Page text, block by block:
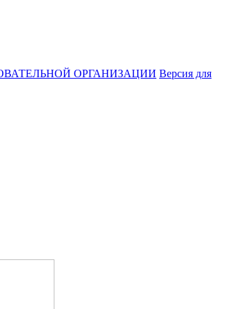
ОРГАНИЗАЦИИ Версия для